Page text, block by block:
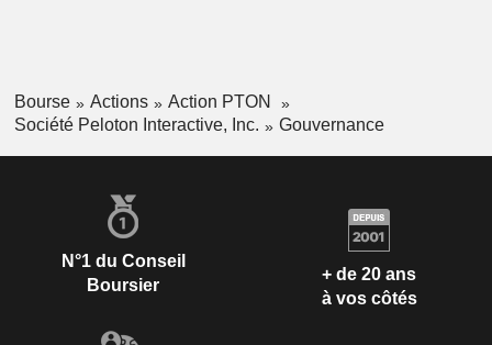
Bourse Actions
Action PTON
Société Peloton Interactive, Inc.
Gouvernance
N°1 du Conseil
Boursier
+ de 20 ans
à vos côtés